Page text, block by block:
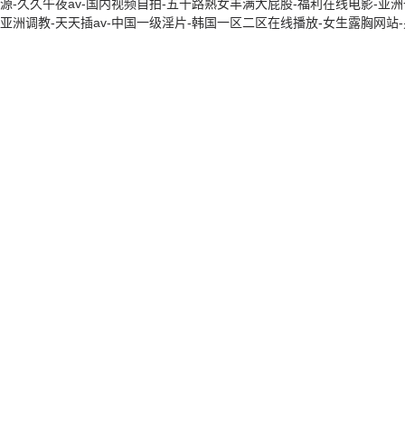
移液器
源-久久午夜av-国内视频自拍-五十路熟女丰满大屁股-福利在线电影-亚
亚洲调教-天天插av-中国一级淫片-韩国一区二区在线播放-女生露胸网